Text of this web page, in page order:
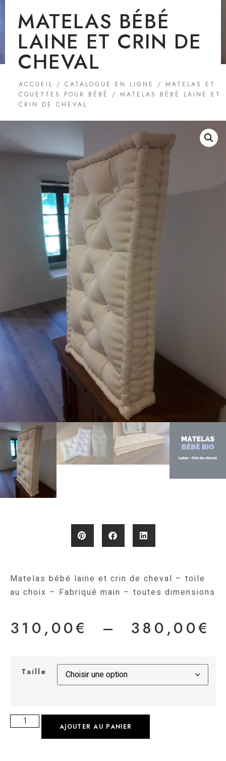
MATELAS BÉBÉ
LAINE ET CRIN DE
CHEVAL
ACCUEIL / CATALOGUE EN LIGNE / MATELAS ET
COUETTES POUR BÉBÉ
/ MATELAS BÉBÉ LAINE ET
CRIN DE CHEVAL
Matelas bébé laine et crin de cheval – toile
au choix – Fabriqué main – toutes dimensions
310,00€ – 380,00€
Taille
AJOUTER AU PANIER